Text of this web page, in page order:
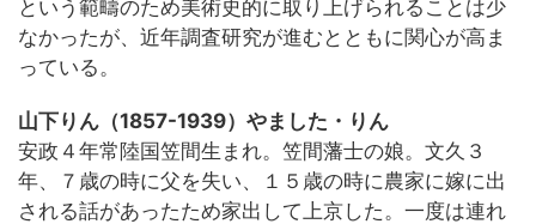
という範疇のため美術史的に取り上げられることは少
なかったが、近年調査研究が進むとともに関心が高ま
っている。
山下りん（1857-1939）やました・りん
安政４年常陸国笠間生まれ。笠間藩士の娘。文久３
年、７歳の時に父を失い、１５歳の時に農家に嫁に出
される話があったため家出して上京した。一度は連れ